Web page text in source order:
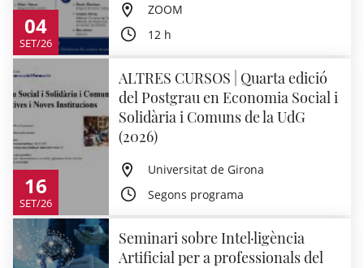
04
SET/26
ZOOM
12 h
16
SET/26
ALTRES CURSOS | Quarta edició
del Postgrau en Economia Social i
Solidària i Comuns de la UdG
(2026)
Universitat de Girona
Segons programa
Seminari sobre Intel·ligència
Artificial per a professionals del